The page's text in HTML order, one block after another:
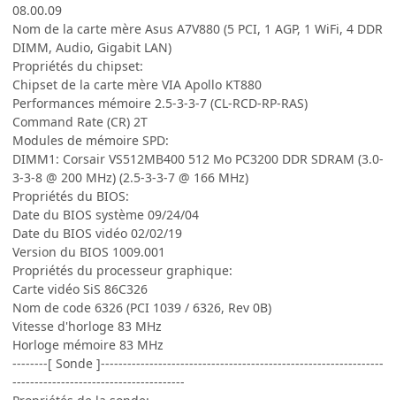
08.00.09
Nom de la carte mère Asus A7V880 (5 PCI, 1 AGP, 1 WiFi, 4 DDR
DIMM, Audio, Gigabit LAN)
Propriétés du chipset:
Chipset de la carte mère VIA Apollo KT880
Performances mémoire 2.5-3-3-7 (CL-RCD-RP-RAS)
Command Rate (CR) 2T
Modules de mémoire SPD:
DIMM1: Corsair VS512MB400 512 Mo PC3200 DDR SDRAM (3.0-
3-3-8 @ 200 MHz) (2.5-3-3-7 @ 166 MHz)
Propriétés du BIOS:
Date du BIOS système 09/24/04
Date du BIOS vidéo 02/02/19
Version du BIOS 1009.001
Propriétés du processeur graphique:
Carte vidéo SiS 86C326
Nom de code 6326 (PCI 1039 / 6326, Rev 0B)
Vitesse d'horloge 83 MHz
Horloge mémoire 83 MHz
--------[ Sonde ]----------------------------------------------------------------
---------------------------------------